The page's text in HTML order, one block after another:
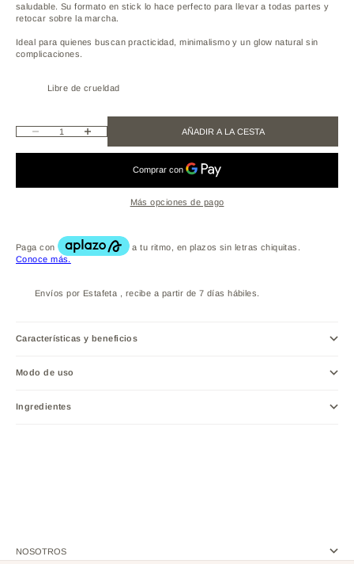
saludable. Su formato en stick lo hace perfecto para llevar a todas partes y
retocar sobre la marcha.
Ideal para quienes buscan practicidad, minimalismo y un glow natural sin
complicaciones.
Libre de crueldad
Reducir cantidadAumentar cantidad AÑADIR A LA CESTA
Más opciones de pago
Envíos por Estafeta , recibe a partir de 7 días hábiles.
Características y beneficios
Modo de uso
Ingredientes
NOSOTROS